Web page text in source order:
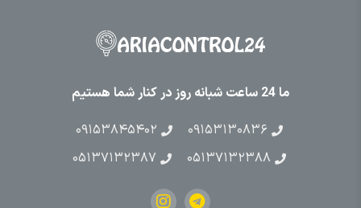
ما 24 ساعت شبانه روز در کنار شما هستیم
۰۹۱۵۳۱۳۰۸۳۶
۰۹۱۵۳۸۴۵۴۰۲
۰۵۱۳۷۱۳۲۳۸۸
۰۵۱۳۷۱۳۲۳۸۷